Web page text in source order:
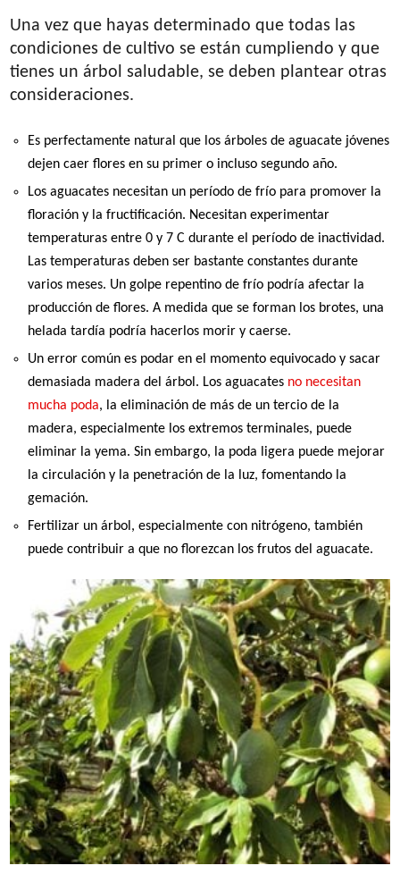
Una vez que hayas determinado que todas las
condiciones de cultivo se están cumpliendo y que
tienes un árbol saludable, se deben plantear otras
consideraciones.
Es perfectamente natural que los árboles de aguacate jóvenes
dejen caer flores en su primer o incluso segundo año.
Los aguacates necesitan un período de frío para promover la
floración y la fructificación. Necesitan experimentar
temperaturas entre 0 y 7 C durante el período de inactividad.
Las temperaturas deben ser bastante constantes durante
varios meses. Un golpe repentino de frío podría afectar la
producción de flores. A medida que se forman los brotes, una
helada tardía podría hacerlos morir y caerse.
Un error común es podar en el momento equivocado y sacar
demasiada madera del árbol. Los aguacates no necesitan
mucha poda, la eliminación de más de un tercio de la
madera, especialmente los extremos terminales, puede
eliminar la yema. Sin embargo, la poda ligera puede mejorar
la circulación y la penetración de la luz, fomentando la
gemación.
Fertilizar un árbol, especialmente con nitrógeno, también
puede contribuir a que no florezcan los frutos del aguacate.